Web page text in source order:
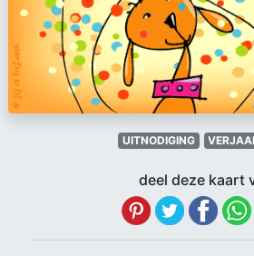
UITNODIGING
deel deze kaart